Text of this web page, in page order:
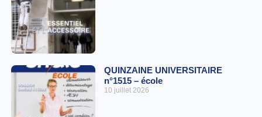
QUINZAINE UNIVERSITAIRE
n°1515 – école
10 juillet 2026